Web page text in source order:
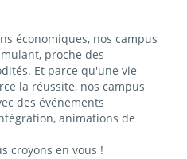
économiques, nos campus
proche des
Et parce qu'une vie
la réussite, nos campus
des événements
animations de
croyons en vous !